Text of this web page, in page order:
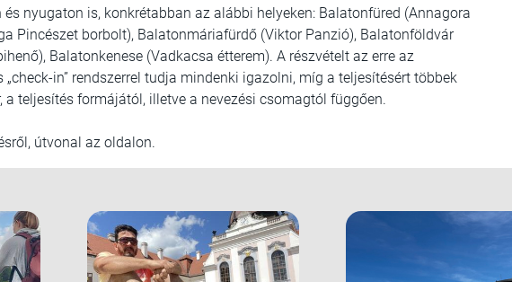
és nyugaton is, konkrétabban az alábbi helyeken: Balatonfüred (Annagora
Pincészet borbolt), Balatonmáriafürdő (Viktor Panzió), Balatonföldvár
Balatonkenese (Vadkacsa étterem). A részvételt az erre az
„check-in” rendszerrel tudja mindenki igazolni, míg a teljesítésért többek
a teljesítés formájától, illetve a nevezési csomagtól függően.
útvonal az oldalon.